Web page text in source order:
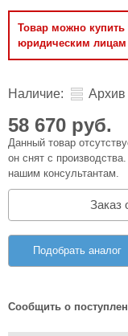
Товар можно купить
юридическим лицам
Наличие: Архив
58 670 руб.
Данный товар
он снят с
нашим консультантам.
Заказ
Подобрать аналог
Сообщить о